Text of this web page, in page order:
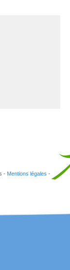
- Mentions légales -